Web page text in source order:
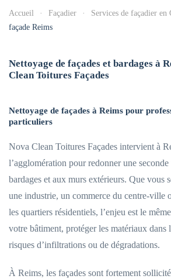
Accueil Façadier Services de façadier en
façade Reims
Nettoyage de façades et bardages à
Clean Toitures Façades
Nettoyage de façades à Reims pour
particuliers
Nova Clean Toitures Façades intervient à
l’agglomération pour redonner une
bardages et aux murs extérieurs. Que vous
une industrie, un commerce du centre-ville
les quartiers résidentiels, l’enjeu est le
votre bâtiment, protéger les matériaux dans
risques d’infiltrations ou de dégradations.
À Reims, les façades sont fortement